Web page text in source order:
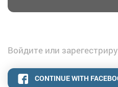
Войдите или
CONTINUE WITH